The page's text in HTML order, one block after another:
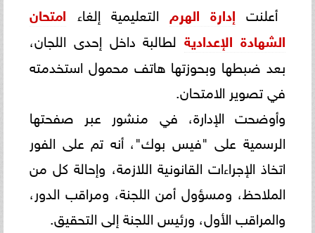
أعلنت إدارة الهرم التعليمية إلغاء امتحان
الشهادة الإعدادية لطالبة داخل إحدى اللجان،
بعد ضبطها وبحوزتها هاتف محمول استخدمته
في تصوير الامتحان.
وأوضحت الإدارة، في منشور عبر صفحتها
الرسمية على "فيس بوك"، أنه تم على الفور
اتخاذ الإجراءات القانونية اللازمة، وإحالة كل من
الملاحظ، ومسؤول أمن اللجنة، ومراقب الدور،
والمراقب الأول، ورئيس اللجنة إلى التحقيق.